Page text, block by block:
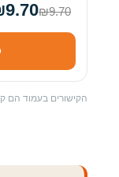
₪9.70
הקישורים בעמוד הם